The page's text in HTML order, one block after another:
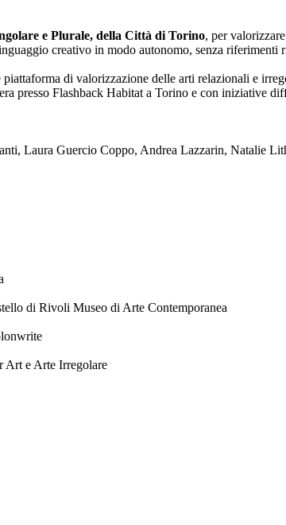
e Plurale, della Città di Torino, per
creativo in modo autonomo, senza riferimenti
di valorizzazione delle arti relazionali e
presso Flashback Habitat a Torino e con iniziative
Laura Guercio Coppo, Andrea Lazzarin, Natalie
di Rivoli Museo di Arte Contemporanea
Art e Arte Irregolare